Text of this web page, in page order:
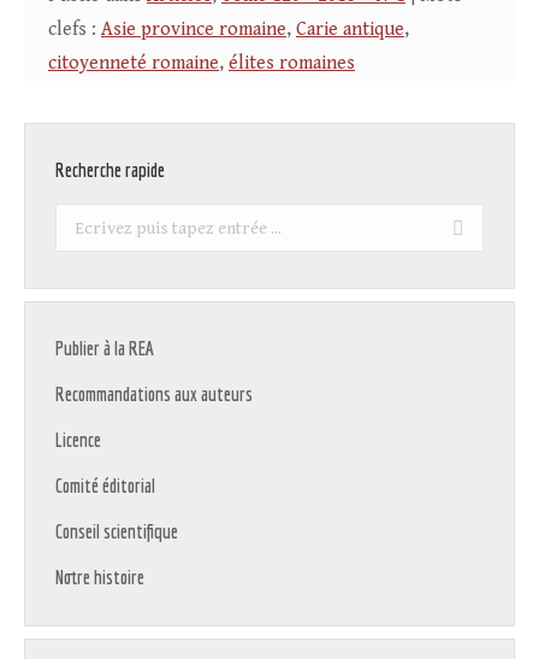
clefs : Asie province romaine, Carie antique,
citoyenneté romaine, élites romaines
Recherche rapide
Recherche
Publier à la REA
Recommandations aux auteurs
Licence
Comité éditorial
Conseil scientifique
Notre histoire